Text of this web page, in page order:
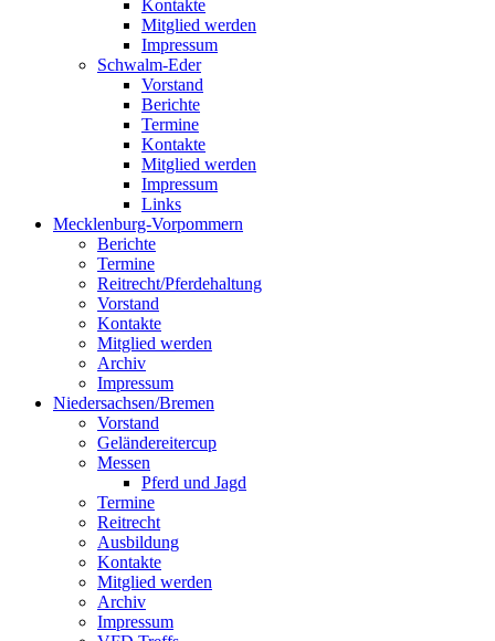
Kontakte
Mitglied werden
Impressum
Schwalm-Eder
Vorstand
Berichte
Termine
Kontakte
Mitglied werden
Impressum
Links
Mecklenburg-Vorpommern
Berichte
Termine
Reitrecht/Pferdehaltung
Vorstand
Kontakte
Mitglied werden
Archiv
Impressum
Niedersachsen/Bremen
Vorstand
Geländereitercup
Messen
Pferd und Jagd
Termine
Reitrecht
Ausbildung
Kontakte
Mitglied werden
Archiv
Impressum